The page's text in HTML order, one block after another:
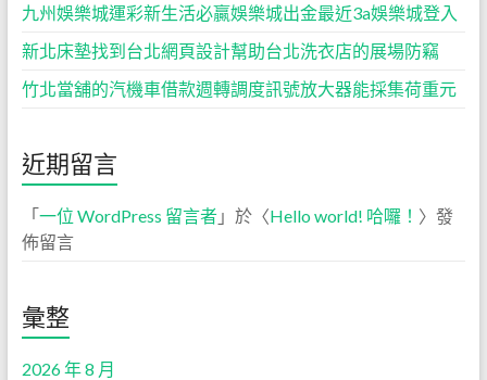
九州娛樂城運彩新生活必贏娛樂城出金最近3a娛樂城登入
新北床墊找到台北網頁設計幫助台北洗衣店的展場防竊
竹北當舖的汽機車借款週轉調度訊號放大器能採集荷重元
近期留言
「一位 WordPress 留言者」於〈Hello world! 哈囉！ 〉發
佈留言
彙整
2026 年 8 月